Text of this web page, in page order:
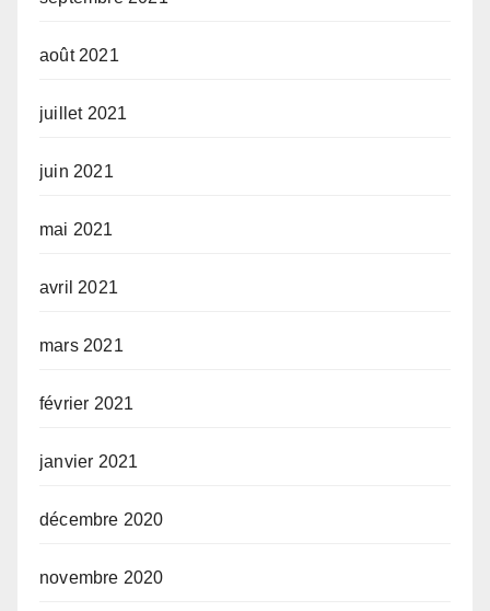
août 2021
juillet 2021
juin 2021
mai 2021
avril 2021
mars 2021
février 2021
janvier 2021
décembre 2020
novembre 2020